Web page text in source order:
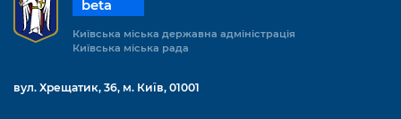
beta
Київська міська державна адміністрація
Київська міська рада
вул. Хрещатик, 36, м. Київ, 01001